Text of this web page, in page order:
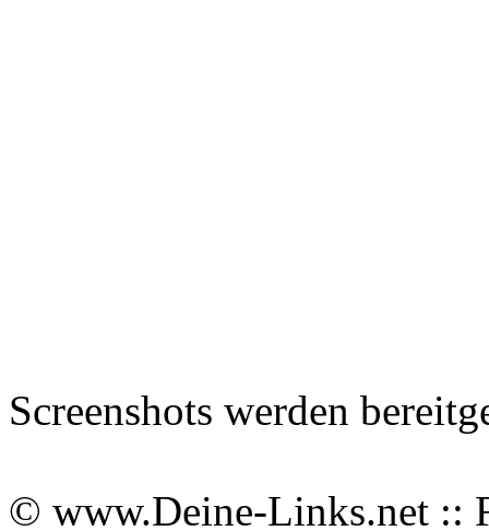
Screenshots werden
© www.Deine-Links.net ::